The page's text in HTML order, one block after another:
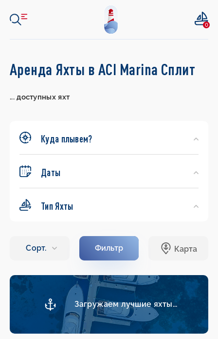
0
Search
Yachts
Аренда Яхты в ACI Marina Сплит
...доступных яхт
Куда плывем?
Даты
Тип Яхты
Загружаем лучшие яхты...